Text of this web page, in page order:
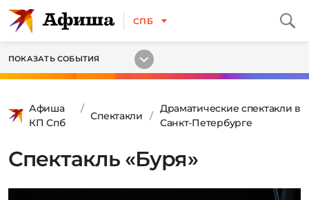
СПБ
ПОКАЗАТЬ СОБЫТИЯ
Афиша
КП Спб
Спектакли
Драматические спектакли в
Санкт-Петербурге
Спектакль «Буря»